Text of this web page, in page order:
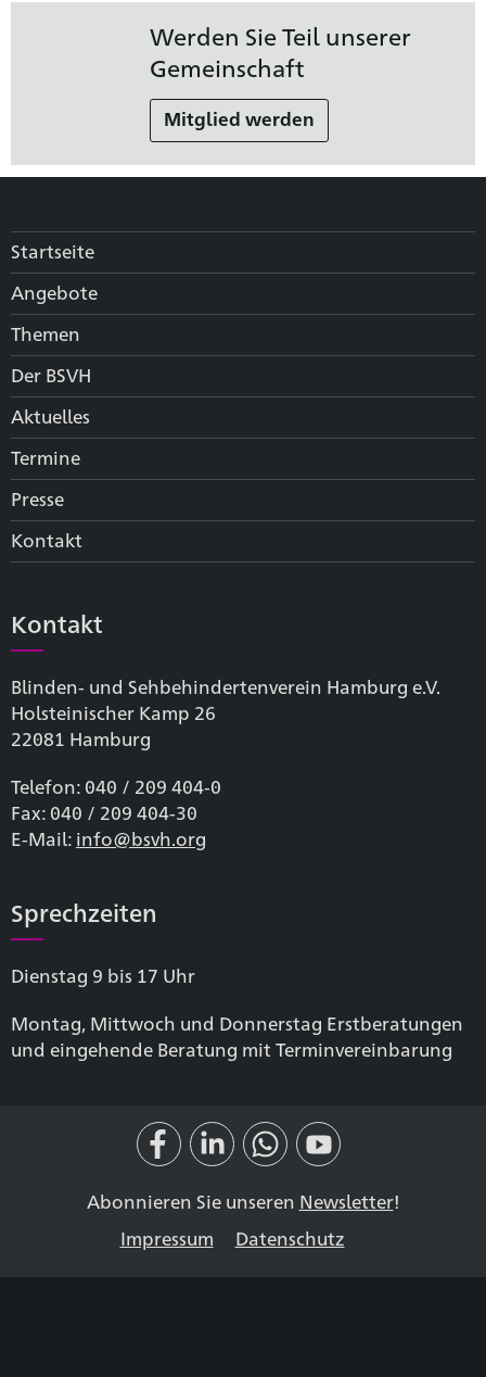
Werden Sie Teil unserer
Gemeinschaft
Mitglied werden
Startseite
Angebote
Themen
Der BSVH
Aktuelles
Termine
Presse
Kontakt
Kontakt
Blinden- und Sehbehinderten­verein Hamburg e.V.
Holsteinischer Kamp 26
22081 Hamburg
Telefon: 040 / 209 404-0
Fax: 040 / 209 404-30
E-Mail: info@bsvh.org
Sprechzeiten
Dienstag 9 bis 17 Uhr
Montag, Mittwoch und Donnerstag Erstberatungen
und eingehende Beratung mit Terminvereinbarung
Abonnieren Sie unseren Newsletter!
Impressum
Datenschutz